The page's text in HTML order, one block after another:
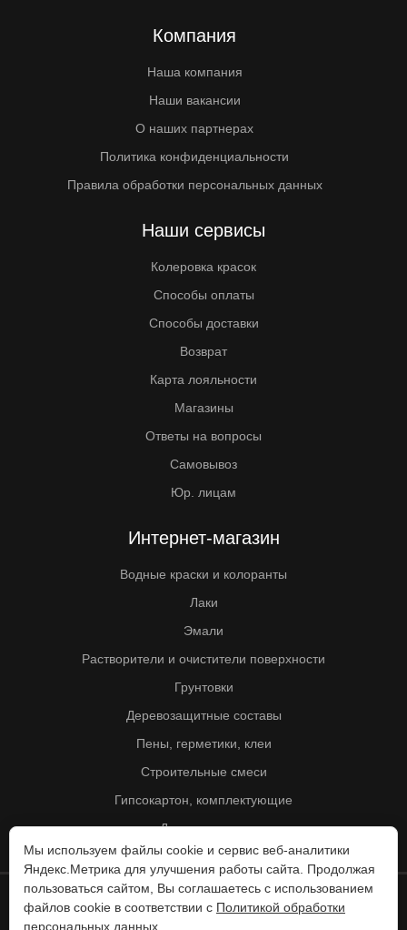
Компания
Наша компания
Наши вакансии
О наших партнерах
Политика конфиденциальности
Правила обработки персональных данных
Наши сервисы
Колеровка красок
Способы оплаты
Способы доставки
Возврат
Карта лояльности
Магазины
Ответы на вопросы
Самовывоз
Юр. лицам
Интернет-магазин
Водные краски и колоранты
Лаки
Эмали
Растворители и очистители поверхности
Грунтовки
Деревозащитные составы
Пены, герметики, клеи
Строительные смеси
Гипсокартон, комплектующие
Другие товары
© Колорит 1995 - 2026
Мы используем файлы cookie и сервис веб-аналитики
Яндекс.Метрика для улучшения работы сайта. Продолжая
пользоваться сайтом, Вы соглашаетесь с использованием
файлов cookie в соответствии с Политикой обработки
персональных данных